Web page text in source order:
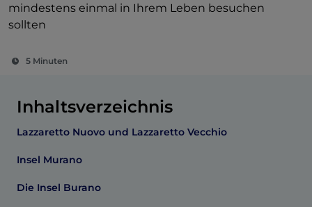
mindestens einmal in Ihrem Leben besuchen
sollten
5 Minuten
Inhaltsverzeichnis
Lazzaretto Nuovo und Lazzaretto Vecchio
Insel Murano
Die Insel Burano